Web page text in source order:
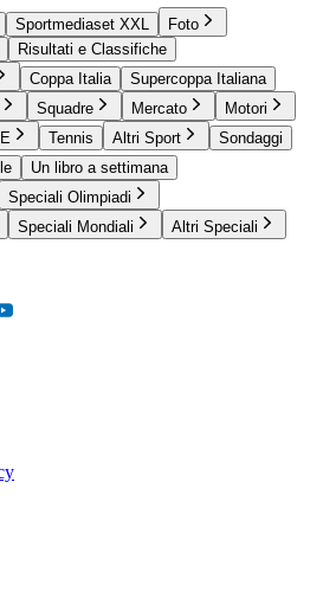
Sportmediaset XXL
Foto
Risultati e Classifiche
Coppa Italia
Supercoppa Italiana
Squadre Mercato
Motori
Tennis Altri Sport
Sondaggi
Un libro a settimana
Speciali Olimpiadi
Speciali Mondiali Altri Speciali